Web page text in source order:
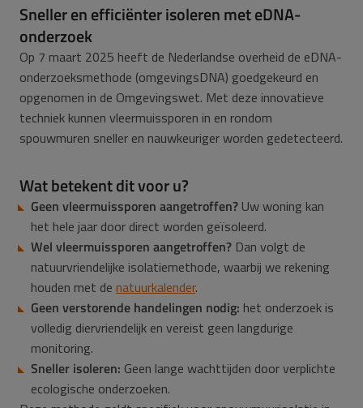
Sneller en efficiënter isoleren met eDNA-
onderzoek
Op 7 maart 2025 heeft de Nederlandse overheid de eDNA-
onderzoeksmethode (omgevingsDNA) goedgekeurd en
opgenomen in de Omgevingswet. Met deze innovatieve
techniek kunnen vleermuissporen in en rondom
spouwmuren sneller en nauwkeuriger worden gedetecteerd.
Wat betekent dit voor u?
Geen vleermuissporen aangetroffen? Uw woning kan
het hele jaar door direct worden geïsoleerd.
Wel vleermuissporen aangetroffen? Dan volgt de
natuurvriendelijke isolatiemethode, waarbij we rekening
houden met de natuurkalender.
Geen verstorende handelingen nodig: het onderzoek is
volledig diervriendelijk en vereist geen langdurige
monitoring.
Sneller isoleren: Geen lange wachttijden door verplichte
ecologische onderzoeken.